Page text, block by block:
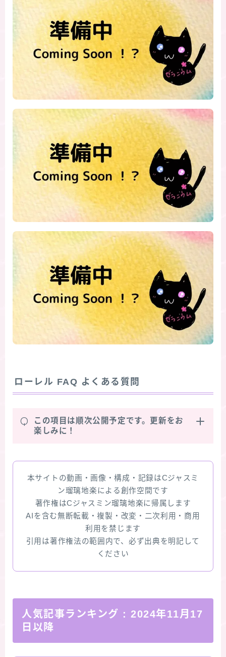
ローレル FAQ よくある質問
Q
この項目は順次公開予定です。更新をお
楽しみに！
本サイトの動画・画像・構成・記録はCジャスミ
ン瑠璃地楽による創作空間です
著作権はCジャスミン瑠璃地楽に帰属します
AIを含む無断転載・複製・改変・二次利用・商用
利用を禁じます
引用は著作権法の範囲内で、必ず出典を明記して
ください
人気記事ランキング : 2024年11月17
日以降